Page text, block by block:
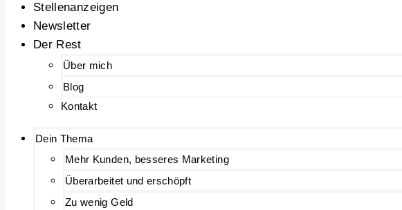
Stellenanzeigen
Newsletter
Der Rest
Über mich
Blog
Kontakt
Dein Thema
Mehr Kunden, besseres Marketing
Überarbeitet und erschöpft
Zu wenig Geld